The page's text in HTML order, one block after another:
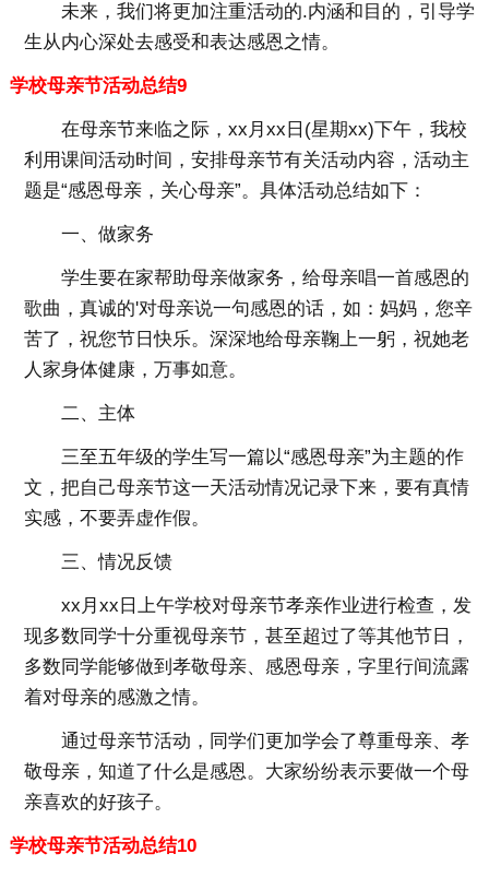
未来，我们将更加注重活动的.内涵和目的，引导学
生从内心深处去感受和表达感恩之情。
学校母亲节活动总结9
在母亲节来临之际，xx月xx日(星期xx)下午，我校
利用课间活动时间，安排母亲节有关活动内容，活动主
题是“感恩母亲，关心母亲”。具体活动总结如下：
一、做家务
学生要在家帮助母亲做家务，给母亲唱一首感恩的
歌曲，真诚的'对母亲说一句感恩的话，如：妈妈，您辛
苦了，祝您节日快乐。深深地给母亲鞠上一躬，祝她老
人家身体健康，万事如意。
二、主体
三至五年级的学生写一篇以“感恩母亲”为主题的作
文，把自己母亲节这一天活动情况记录下来，要有真情
实感，不要弄虚作假。
三、情况反馈
xx月xx日上午学校对母亲节孝亲作业进行检查，发
现多数同学十分重视母亲节，甚至超过了等其他节日，
多数同学能够做到孝敬母亲、感恩母亲，字里行间流露
着对母亲的感激之情。
通过母亲节活动，同学们更加学会了尊重母亲、孝
敬母亲，知道了什么是感恩。大家纷纷表示要做一个母
亲喜欢的好孩子。
学校母亲节活动总结10